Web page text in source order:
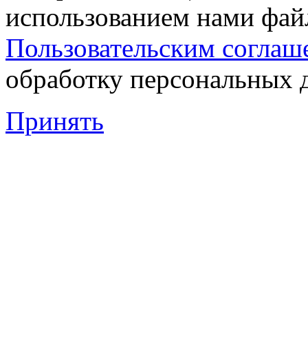
использованием нами
Пользовательским
обработку персональных
Принять